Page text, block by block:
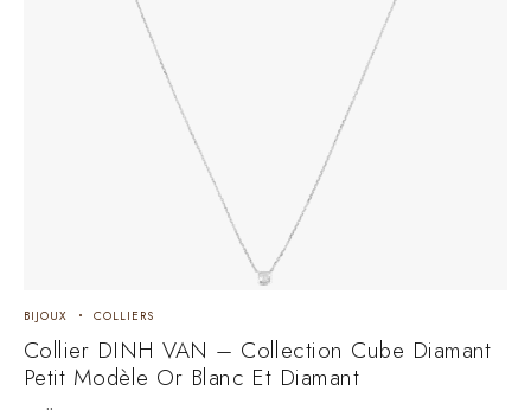
BIJOUX COLLIERS
Collier DINH VAN – Collection Cube Diamant
Petit Modèle Or Blanc Et Diamant